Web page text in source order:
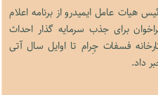
هیات عامل ایمیدرو از برنامه اعلام
برای جذب سرمایه گذار احداث
فسفات چِرام تا اوایل سال آتی
داد.